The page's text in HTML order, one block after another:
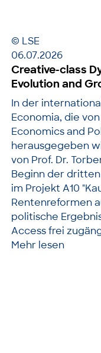
© LSE
06.07.2026
Creative-class
Evolution and
In der
Economia, die
Economics and
herausgegeben
von Prof. Dr.
Beginn der dritten
im Projekt A10
Rentenreformen
politische
Access frei
Mehr lesen